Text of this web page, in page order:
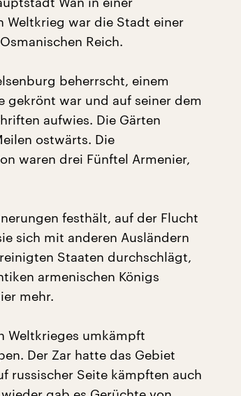
Weltkrieg war die Stadt einer
Reich.
beherrscht, einem
gekrönt war und auf seiner dem
aufwies. Die Gärten
ostwärts. Die
waren drei Fünftel Armenier,
festhält, auf der Flucht
sich mit anderen Ausländern
Staaten durchschlägt,
armenischen Königs
mehr.
Weltkrieges umkämpft
Der Zar hatte das Gebiet
russischer Seite kämpften auch